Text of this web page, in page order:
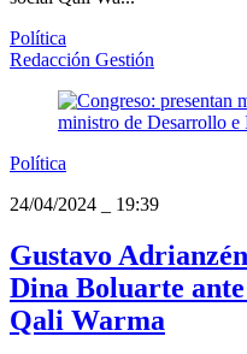
Política
Redacción Gestión
Política
24/04/2024
19:39
Gustavo
Dina Boluarte
Qali Warma